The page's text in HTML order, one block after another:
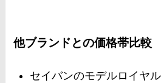
他ブランドとの価格帯比較
セイバンのモデルロイヤ